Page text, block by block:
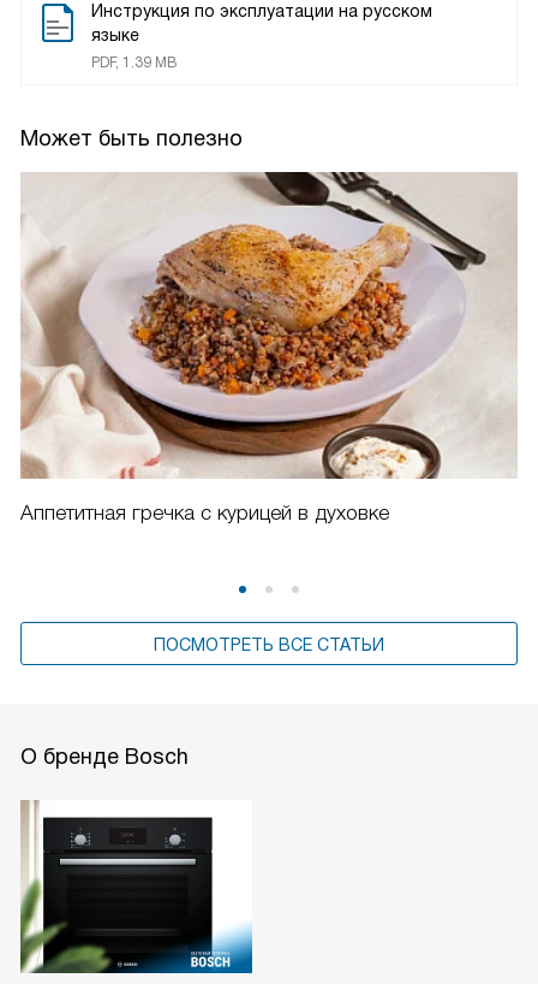
Инструкция по эксплуатации на русском
языке
PDF, 1.39 MB
Может быть полезно
Аппетитная гречка с курицей в духовке
ПОСМОТРЕТЬ ВСЕ СТАТЬИ
О бренде Bosch